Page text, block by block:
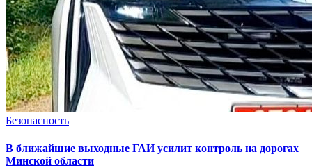
Безопасность
В ближайшие выходные ГАИ усилит контроль на дорогах
Минской области